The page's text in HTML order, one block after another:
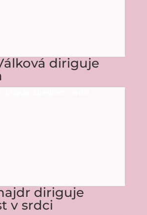
diriguje
diriguje
v srdci